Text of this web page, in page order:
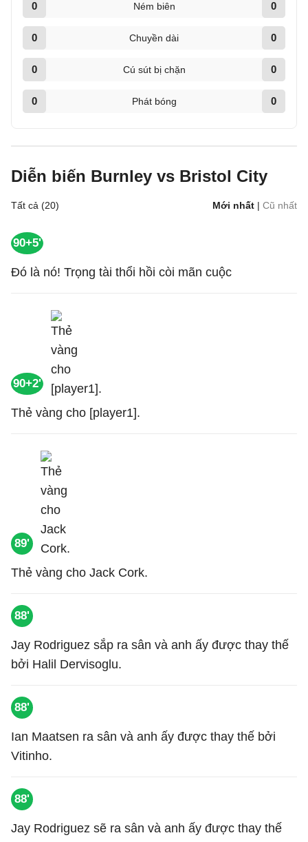
0 Ném biên 0
0 Chuyền dài 0
0 Cú sút bị chặn 0
0 Phát bóng 0
Diễn biến Burnley vs Bristol City
Tất cả (20) Mới nhất | Cũ nhất
90+5'
Đó là nó! Trọng tài thổi hồi còi mãn cuộc
90+2'
Thẻ vàng cho [player1].
89'
Thẻ vàng cho Jack Cork.
88'
Jay Rodriguez sắp ra sân và anh ấy được thay thế
bởi Halil Dervisoglu.
88'
Ian Maatsen ra sân và anh ấy được thay thế bởi
Vitinho.
88'
Jay Rodriguez sẽ ra sân và anh ấy được thay thế